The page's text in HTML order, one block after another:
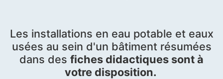
Les installations en eau potable et eaux
usées au sein d'un bâtiment résumées
dans des fiches didactiques sont à
votre disposition.